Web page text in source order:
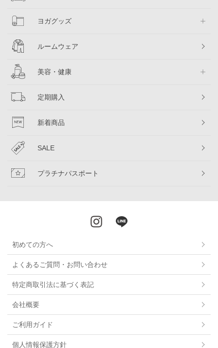
ヨガグッズ
ルームウェア
美容・健康
定期購入
新着商品
SALE
プラチナパスポート
初めての方へ
よくあるご質問・お問い合わせ
特定商取引法に基づく表記
会社概要
ご利用ガイド
個人情報保護方針